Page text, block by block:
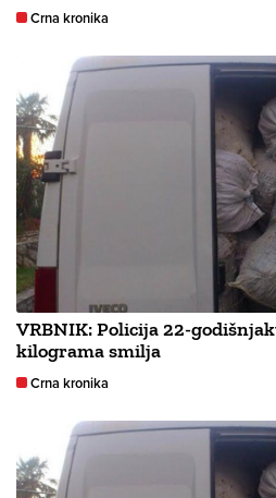
Crna kronika
VRBNIK: Policija 22-
kilograma smilja
Crna kronika